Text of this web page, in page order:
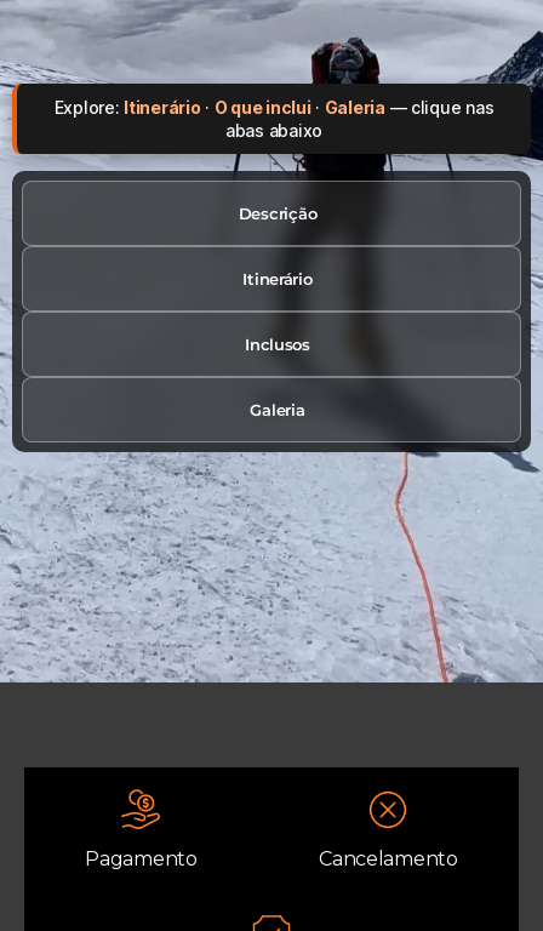
Explore: Itinerário· O que inclui· Galeria — clique nas
abas abaixo
Descrição
Itinerário
Inclusos
Galeria
Pagamento Cancelamento